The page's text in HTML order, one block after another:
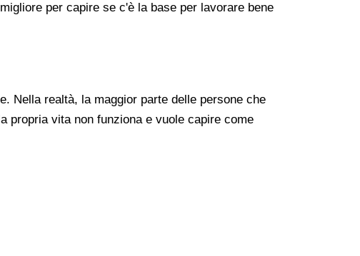
per capire se c'è la base per lavorare bene
Nella realtà, la maggior parte delle persone che
propria vita non funziona e vuole capire come